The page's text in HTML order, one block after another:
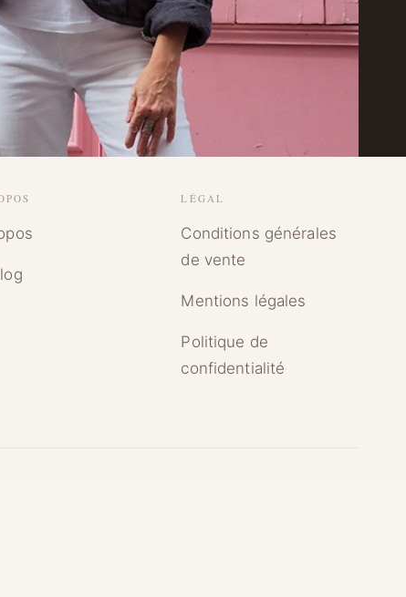
LÉGAL
Conditions générales
de vente
Mentions légales
Politique de
confidentialité